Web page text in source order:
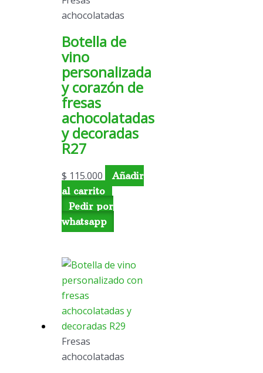
achocolatadas
Botella de
vino
personalizada
y corazón de
fresas
achocolatadas
y decoradas
R27
$ 115.000
Añadir
al carrito
Pedir por
whatsapp
Fresas
achocolatadas